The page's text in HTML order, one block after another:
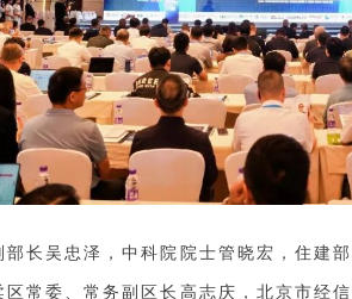
部长吴忠泽，中科院院士管晓宏，住建部
区常委、常务副区长高志庆，北京市经